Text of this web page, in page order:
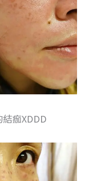
痂XDDD